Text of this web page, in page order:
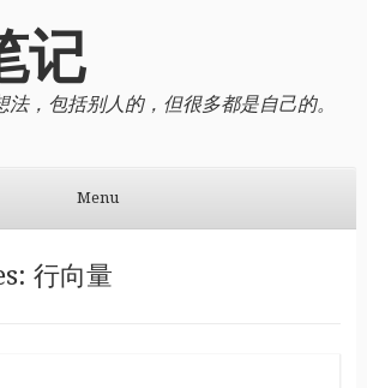
记
法，包括别人的，但很多都是自己的。
Menu
行向量